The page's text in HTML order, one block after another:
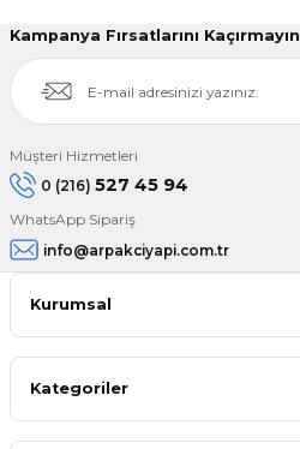
Kampanya Fırsatlarını Kaçırmayın
Müşteri Hizmetleri
0 (216) 527 45 94
WhatsApp Sipariş
info@arpakciyapi.com.tr
Kurumsal
Kategoriler